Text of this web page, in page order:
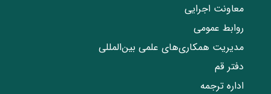
معاونت اجرایی
روابط عمومی
مدیریت همکاری‌های علمی بین‌المللی
دفتر قم
اداره ترجمه